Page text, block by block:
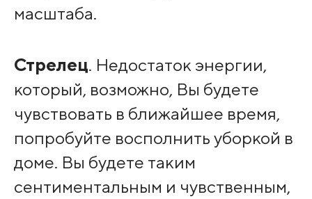
масштаба.
Стрелец. Недостаток энергии,
который, возможно, Вы будете
чувствовать в ближайшее время,
попробуйте восполнить уборкой в
доме. Вы будете таким
сентиментальным и чувственным,